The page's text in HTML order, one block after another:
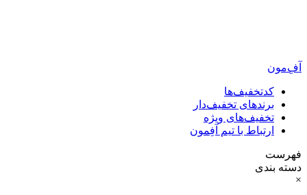
آفِ‌مون
کدتخفیف‌ها
برندهای تخفیف‌دار
تخفیف‌های ویژه
ارتباط با تیم آفِمون
فهرست
دسته بندی
×